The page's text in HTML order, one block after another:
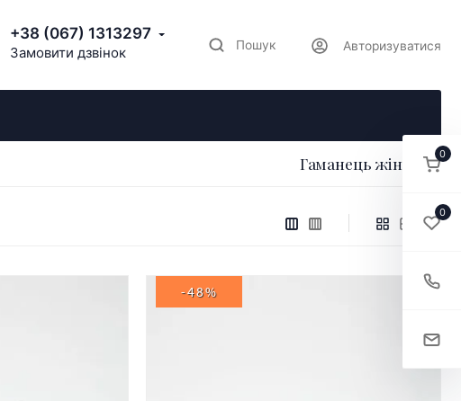
+38 (067) 1313297
Замовити дзвінок Пошук Авторизуватися
Гаманець жіночий
-48%
0
0